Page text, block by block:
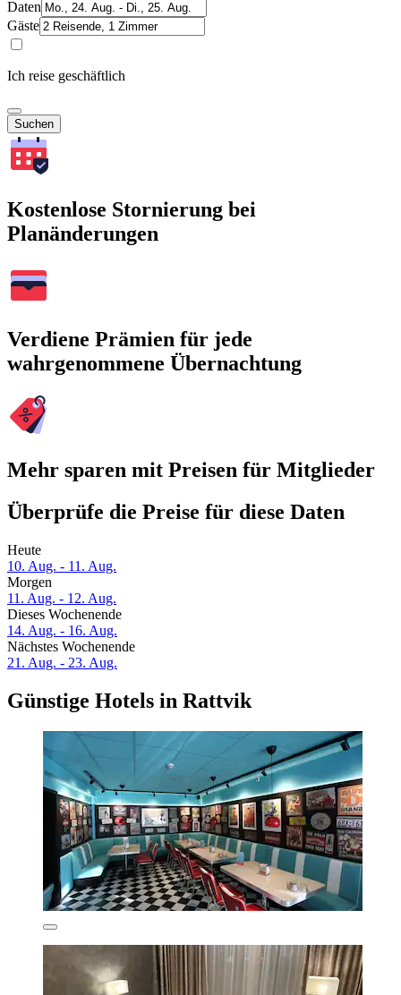
Daten
Gäste
Ich reise geschäftlich
Suchen
Kostenlose Stornierung bei
Planänderungen
Verdiene Prämien für jede
wahrgenommene Übernachtung
Mehr sparen mit Preisen für Mitglieder
Überprüfe die Preise für diese Daten
Heute
10. Aug. - 11. Aug.
Morgen
11. Aug. - 12. Aug.
Dieses Wochenende
14. Aug. - 16. Aug.
Nächstes Wochenende
21. Aug. - 23. Aug.
Günstige Hotels in Rattvik